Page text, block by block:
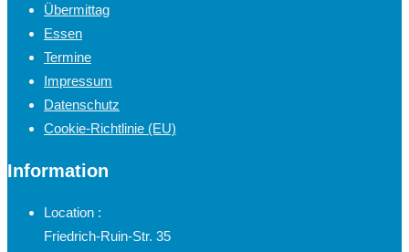
Übermittag
Essen
Termine
Impressum
Datenschutz
Cookie-Richtlinie (EU)
Information
Location :
Friedrich-Ruin-Str. 35